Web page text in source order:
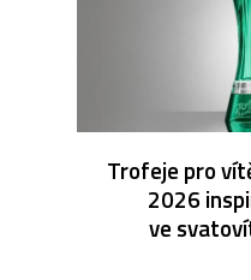
Trofeje pro
2026
ve